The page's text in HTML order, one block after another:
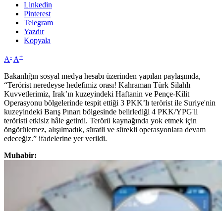
Linkedin
Pinterest
Telegram
Yazdır
Kopyala
A- A+
Bakanlığın sosyal medya hesabı üzerinden yapılan paylaşımda,
“Terörist neredeyse hedefimiz orası! Kahraman Türk Silahlı
Kuvvetlerimiz, Irak’ın kuzeyindeki Haftanin ve Pençe-Kilit
Operasyonu bölgelerinde tespit ettiği 3 PKK’lı terörist ile Suriye'nin
kuzeyindeki Barış Pınarı bölgesinde belirlediği 4 PKK/YPG'li
teröristi etkisiz hâle getirdi. Terörü kaynağında yok etmek için
öngörülemez, alışılmadık, süratli ve sürekli operasyonlara devam
edeceğiz.” ifadelerine yer verildi.
Muhabir: